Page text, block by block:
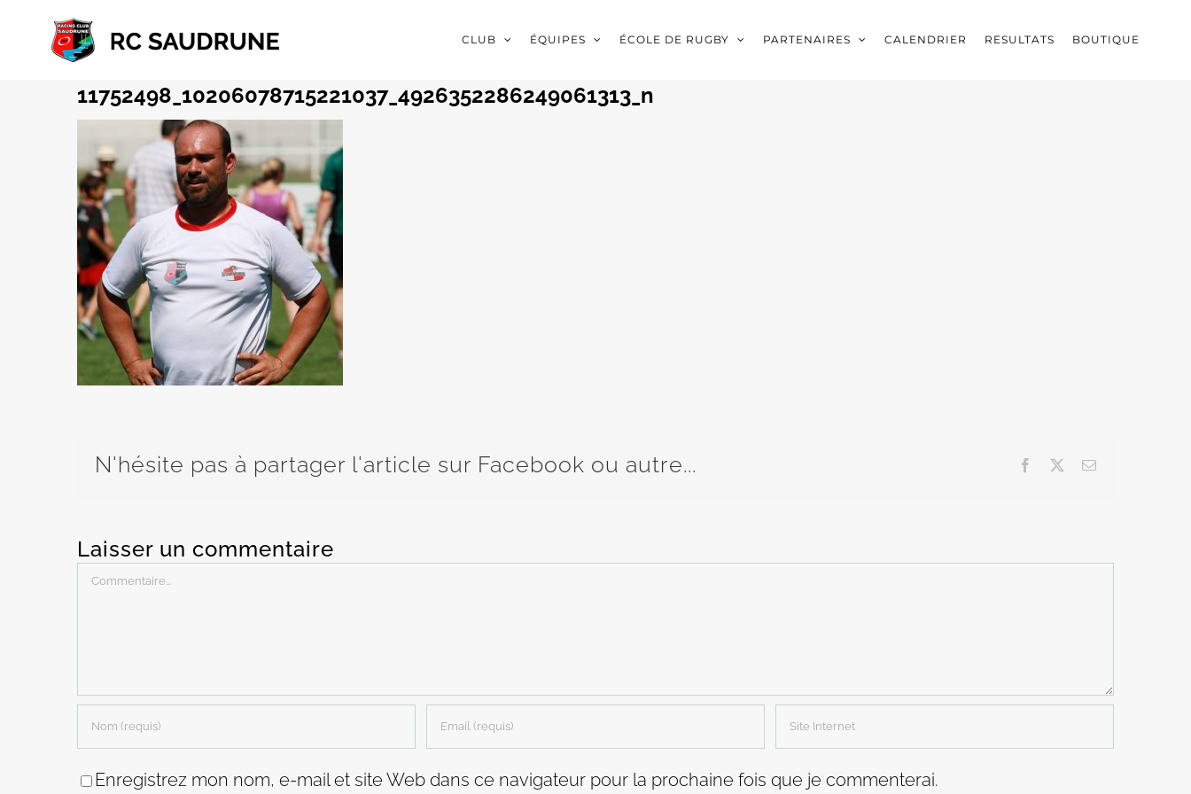
contenu
CLUB ÉQUIPES ÉCOLE DE RUGBY PARTENAIRES CALENDRIER RESULTATS BOUTIQUE
11752498_10206078715221037_4926352286249061313_n
N'hésite pas à partager l'article sur Facebook ou autre... Facebook Email
Laisser un commentaire
Commentaire
Enregistrez mon nom, e-mail et site Web dans ce navigateur pour la prochaine fois que je commenterai.